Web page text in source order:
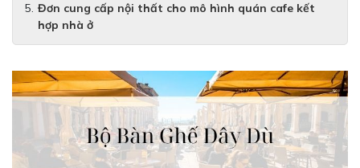
Đơn cung cấp nội thất cho mô hình quán cafe kết
hợp nhà ở